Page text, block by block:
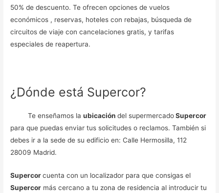
50% de descuento. Te ofrecen opciones de vuelos
económicos , reservas, hoteles con rebajas, búsqueda de
circuitos de viaje con cancelaciones gratis, y tarifas
especiales de reapertura.
¿Dónde está Supercor?
Te enseñamos laubicacióndel supermercadoSupercor
para que puedas enviar tus solicitudes o reclamos. También si
debes ir a la sede de su edificio en: Calle Hermosilla, 112
28009 Madrid.
Supercorcuenta con un localizador para que consigas el
Supercor más cercano a tu zona de residencia al introducir tu